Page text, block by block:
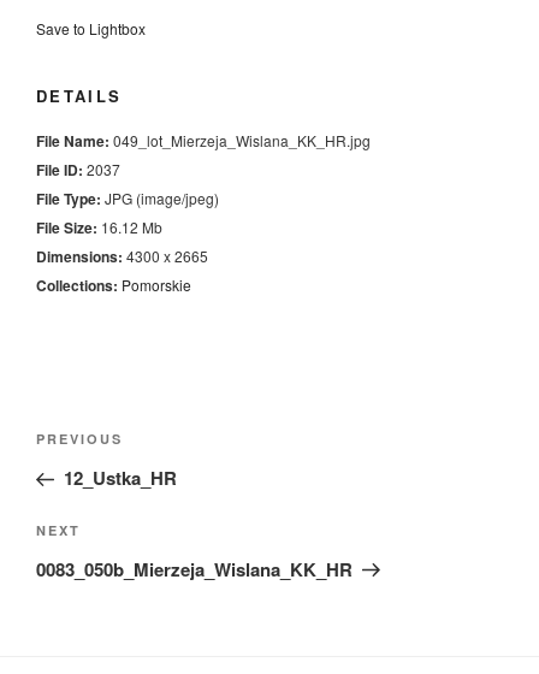
Save to Lightbox
DETAILS
File Name: 049_lot_Mierzeja_Wislana_KK_HR.jpg
File ID: 2037
File Type: JPG (image/jpeg)
File Size: 16.12 Mb
Dimensions: 4300 x 2665
Collections: Pomorskie
Nawigacja
Previous
Post
PREVIOUS
12_Ustka_HR
Next
Post
NEXT
0083_050b_Mierzeja_Wislana_KK_HR